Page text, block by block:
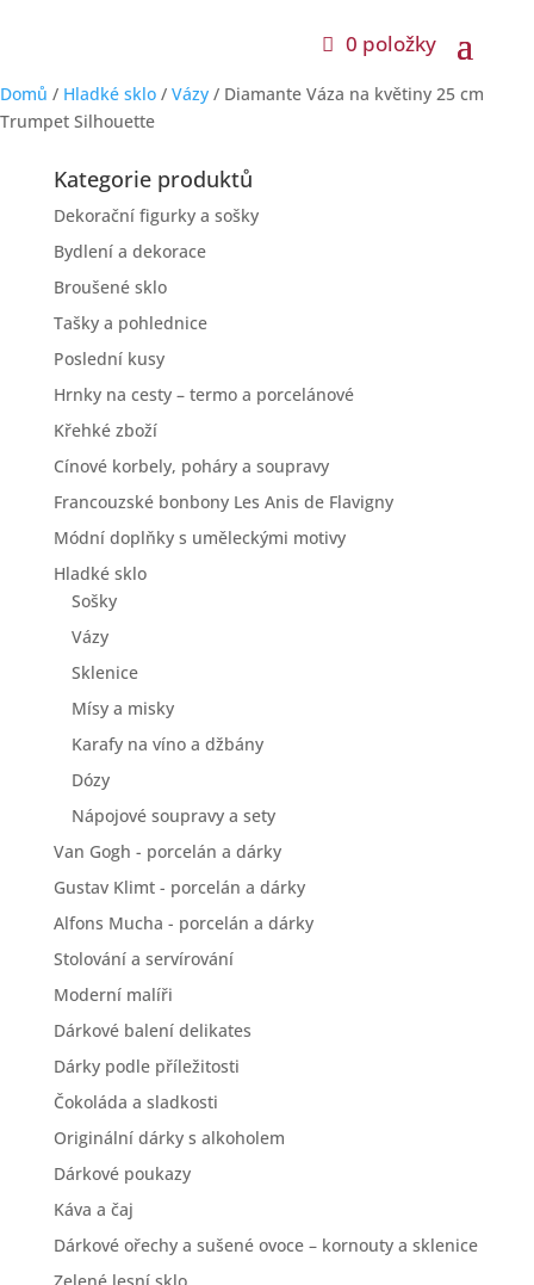
0 položky
Domů / Hladké sklo / Vázy / Diamante Váza na květiny 25 cm
Trumpet Silhouette
Kategorie produktů
Dekorační figurky a sošky
Bydlení a dekorace
Broušené sklo
Tašky a pohlednice
Poslední kusy
Hrnky na cesty – termo a porcelánové
Křehké zboží
Cínové korbely, poháry a soupravy
Francouzské bonbony Les Anis de Flavigny
Módní doplňky s uměleckými motivy
Hladké sklo
Sošky
Vázy
Sklenice
Mísy a misky
Karafy na víno a džbány
Dózy
Nápojové soupravy a sety
Van Gogh - porcelán a dárky
Gustav Klimt - porcelán a dárky
Alfons Mucha - porcelán a dárky
Stolování a servírování
Moderní malíři
Dárkové balení delikates
Dárky podle příležitosti
Čokoláda a sladkosti
Originální dárky s alkoholem
Dárkové poukazy
Káva a čaj
Dárkové ořechy a sušené ovoce – kornouty a sklenice